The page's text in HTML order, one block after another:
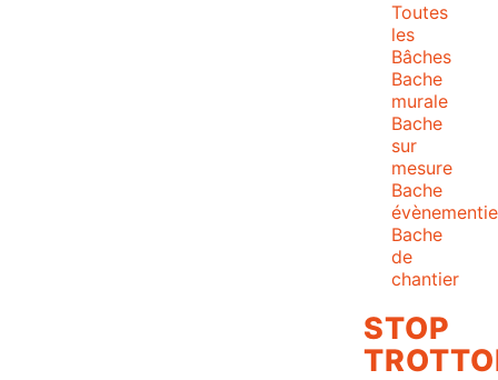
Toutes
les
Bâches
Bache
murale
Bache
sur
mesure
Bache
Bache
de
chantier
STOP